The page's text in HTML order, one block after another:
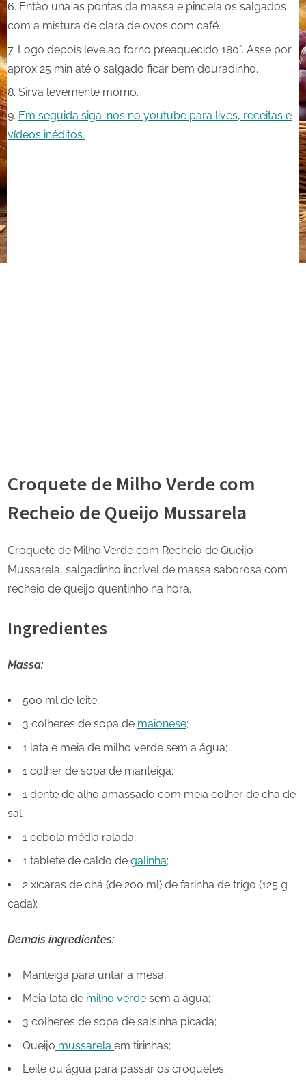
Então una as pontas da massa e pincela os salgados
com a mistura de clara de ovos com café.
Logo depois leve ao forno preaquecido 180°. Asse por
aprox 25 min até o salgado ficar bem douradinho.
Sirva levemente morno.
Em seguida siga-nos no youtube para lives, receitas e
vídeos inéditos.
Croquete de Milho Verde com
Recheio de Queijo Mussarela
Croquete de Milho Verde com Recheio de Queijo
Mussarela, salgadinho incrível de massa saborosa com
recheio de queijo quentinho na hora.
Ingredientes
Massa:
500 ml de leite;
3 colheres de sopa de maionese;
1 lata e meia de milho verde sem a água;
1 colher de sopa de manteiga;
1 dente de alho amassado com meia colher de chá de
sal;
1 cebola média ralada;
1 tablete de caldo de galinha;
2 xícaras de chá (de 200 ml) de farinha de trigo (125 g
cada);
Demais ingredientes:
Manteiga para untar a mesa;
Meia lata de milho verde sem a água;
3 colheres de sopa de salsinha picada;
Queijo mussarela em tirinhas;
Leite ou água para passar os croquetes;